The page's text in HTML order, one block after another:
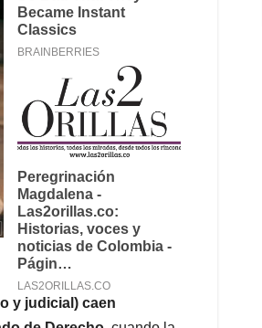
y judicial) caen